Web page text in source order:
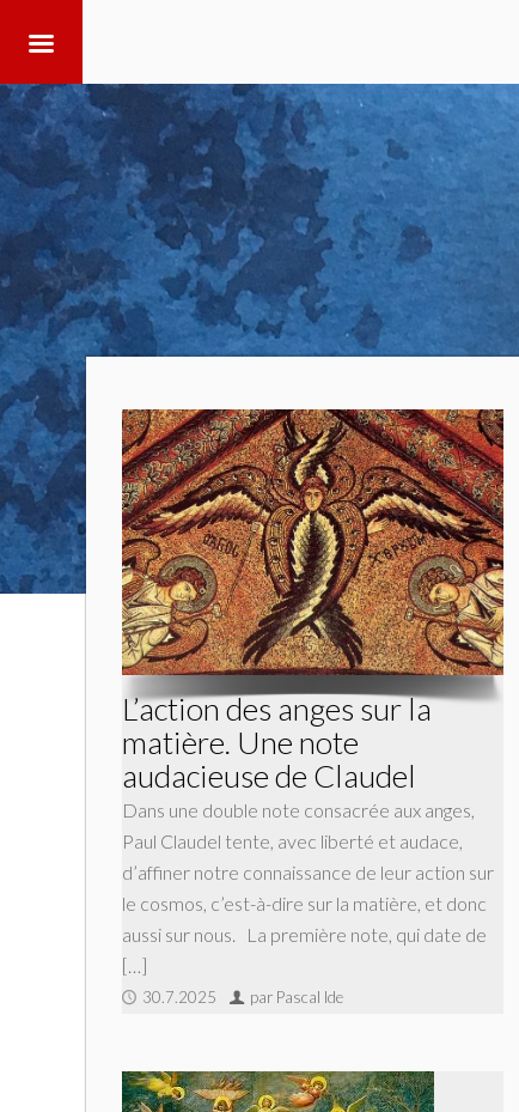
L’action des anges sur la
matière. Une note
audacieuse de Claudel
Dans une double note consacrée aux anges,
Paul Claudel tente, avec liberté et audace,
d’affiner notre connaissance de leur action sur
le cosmos, c’est-à-dire sur la matière, et donc
aussi sur nous. La première note, qui date de
[…]
30.7.2025 par Pascal Ide